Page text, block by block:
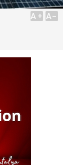
A+ A-